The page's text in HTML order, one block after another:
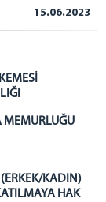
15.06.2023
MEMURLUĞU
KADIN)
HAK